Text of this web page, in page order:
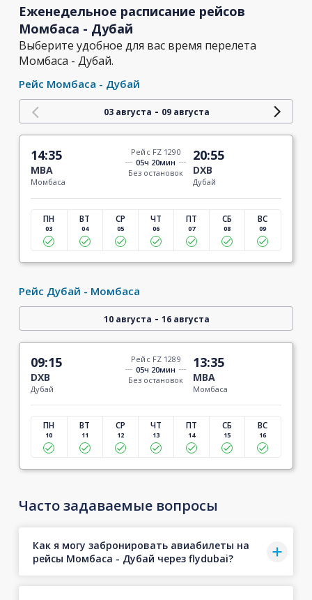
Еженедельное расписание рейсов
Момбаса - Дубай
Выберите удобное для вас время перелета
Момбаса - Дубай.
Рейс Момбаса - Дубай
03 августа - 09 августа
14:35
MBA
Момбаса
Рейс FZ 1290
05ч 20мин
Без остановок
20:55
DXB
Дубай
ПН
03
ВТ
04
СР
05
ЧТ
06
ПТ
07
СБ
08
ВС
09
Рейс Дубай - Момбаса
10 августа - 16 августа
09:15
DXB
Дубай
Рейс FZ 1289
05ч 20мин
Без остановок
13:35
MBA
Момбаса
ПН
10
ВТ
11
СР
12
ЧТ
13
ПТ
14
СБ
15
ВС
16
Часто задаваемые вопросы
Как я могу забронировать авиабилеты на
рейсы Момбаса - Дубай через flydubai?